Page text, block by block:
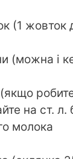
(1 жовток
(можна і
на ст. л.
молока